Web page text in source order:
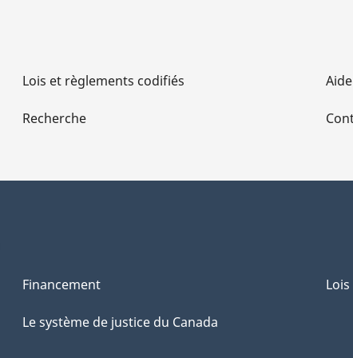
Lois et règlements codifiés
Recherche
Aide
Financement
Le système de justice du Canada
Lois